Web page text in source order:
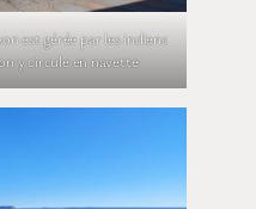
est gérée par les indiens
y circule en navette